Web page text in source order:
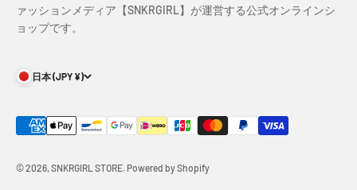
ァッションメディア【SNKRGIRL】が運営する公式オンラインシ
ョップです。
日本 (JPY ¥)
© 2026, SNKRGIRL STORE. Powered by Shopify